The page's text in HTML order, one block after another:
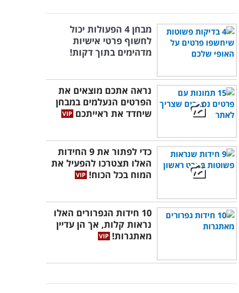
מבחן 4 הפעולות יכול
לחשוף פרטי אישיות
מדהימים בתוך דקות!
נראה אתכם מוצאים את
הפרטים הנעלמים במבחן
שיחדד את ראייתכם
כדי לפתור את 9 החידות
האלו תצטרכו להפעיל את
המוח בכל הכוח!
10 חידות הגפרורים האלו
נראות קלות, אך הן עדיין
מאתגרות!